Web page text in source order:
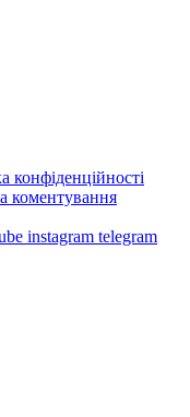
конфіденційності
коментування
instagram telegram